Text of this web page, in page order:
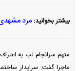
بیشتر بخوانید: مرد
متهم سرانجام لب به
ماجرا گفت: سرایدار